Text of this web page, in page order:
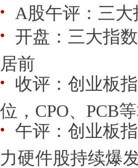
● A股午评：三大
● 开盘：三大指
居前
● 收评：创业板
位，CPO、PCB
● 午评：创业板
力硬件股持续爆